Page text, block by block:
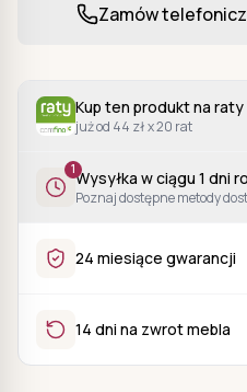
Zamów
Kup ten produkt na raty
już od 44 zł x 20 rat
1Wysyłka w ciągu 1 dni
Poznaj dostępne metody
24 miesiące gwarancji
14 dni na zwrot mebla